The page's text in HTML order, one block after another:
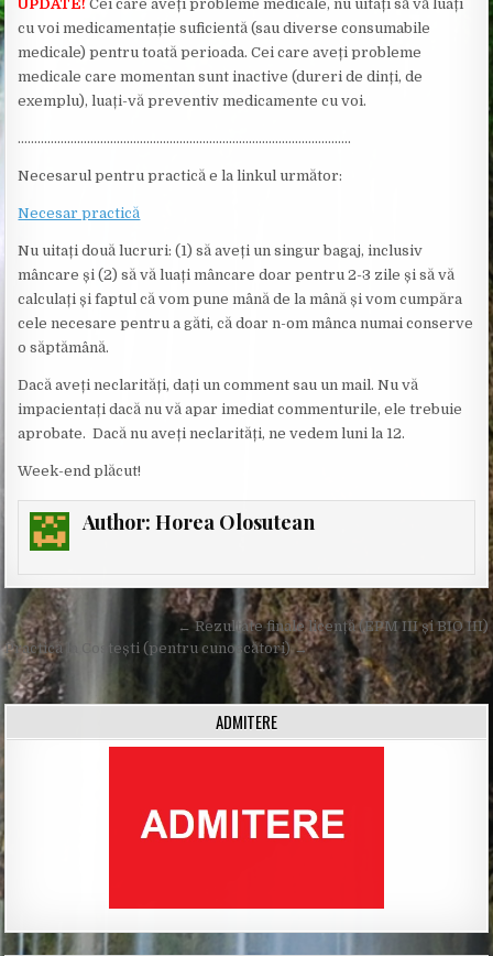
UPDATE! Cei care aveți probleme medicale, nu uitați să vă luați
cu voi medicamentație suficientă (sau diverse consumabile
medicale) pentru toată perioada. Cei care aveți probleme
medicale care momentan sunt inactive (dureri de dinți, de
exemplu), luați-vă preventiv medicamente cu voi.
………………………………………………………………………………………..
Necesarul pentru practică e la linkul următor:
Necesar practică
Nu uitați două lucruri: (1) să aveți un singur bagaj, inclusiv
mâncare și (2) să vă luați mâncare doar pentru 2-3 zile și să vă
calculați și faptul că vom pune mână de la mână și vom cumpăra
cele necesare pentru a găti, că doar n-om mânca numai conserve
o săptămână.
Dacă aveți neclarități, dați un comment sau un mail. Nu vă
impacientați dacă nu vă apar imediat commenturile, ele trebuie
aprobate. Dacă nu aveți neclarități, ne vedem luni la 12.
Week-end plăcut!
Author: Horea Olosutean
Post
navigation
← Rezultate finale licență (EPM III și BIO III)
Practică la Costești (pentru cunoscători) →
ADMITERE